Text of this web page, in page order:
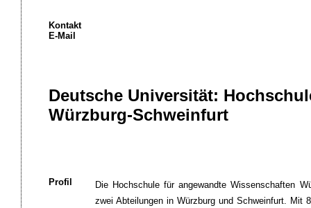
Kontakt
E-Mail
Deutsche Universität:
Würzburg-Schweinfurt
Profil
Die Hochschule für angewandte Wissenschaften
zwei Abteilungen in Würzburg und Schweinfurt. Mit